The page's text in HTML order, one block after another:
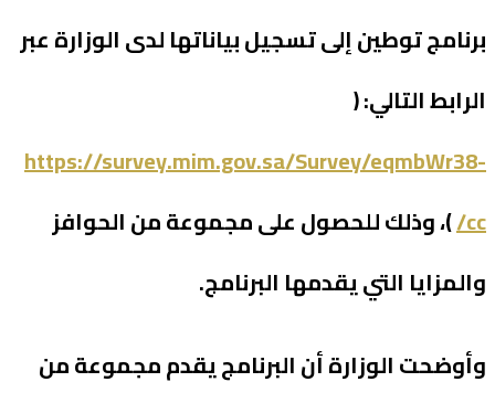
برنامج توطين إلى تسجيل بياناتها لدى الوزارة عبر
الرابط التالي: (
https://survey.mim.gov.sa/Survey/eqmbWr38-
cc/ )، وذلك للحصول على مجموعة من الحوافز
والمزايا التي يقدمها البرنامج.
وأوضحت الوزارة أن البرنامج يقدم مجموعة من